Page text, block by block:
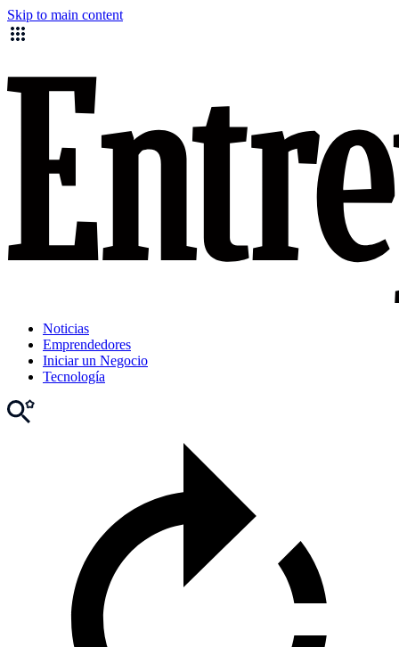
Skip to main content
Noticias
Emprendedores
Iniciar un Negocio
Tecnología